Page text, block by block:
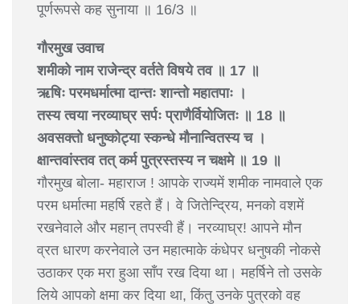
पूर्णरूपसे कह सुनाया ॥ 16/3 ॥
गौरमुख उवाच
शमीको नाम राजेन्द्र वर्तते विषये तव ॥ 17 ॥
ऋषिः परमधर्मात्मा दान्तः शान्तो महातपाः ।
तस्य त्वया नरव्याघ्र सर्पः प्राणैर्वियोजितः ॥ 18 ॥
अवसक्तो धनुष्कोट्या स्कन्धे मौनान्वितस्य च ।
क्षान्तवांस्तव तत् कर्म पुत्रस्तस्य न चक्षमे ॥ 19 ॥
गौरमुख बोला- महाराज ! आपके राज्यमें शमीक नामवाले एक
परम धर्मात्मा महर्षि रहते हैं। वे जितेन्द्रिय, मनको वशमें
रखनेवाले और महान् तपस्वी हैं। नरव्याघ्र! आपने मौन
व्रत धारण करनेवाले उन महात्माके कंधेपर धनुषकी नोकसे
उठाकर एक मरा हुआ साँप रख दिया था। महर्षिने तो उसके
लिये आपको क्षमा कर दिया था, किंतु उनके पुत्रको वह